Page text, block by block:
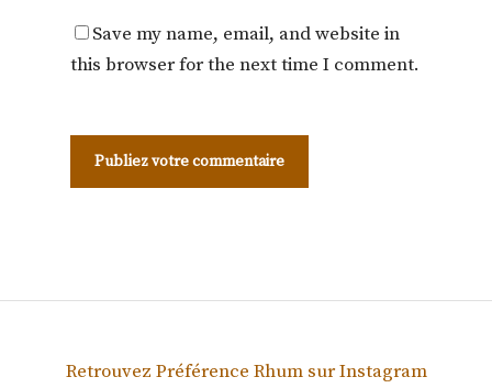
Save my name, email, and website in
this browser for the next time I comment.
Retrouvez Préférence Rhum sur Instagram